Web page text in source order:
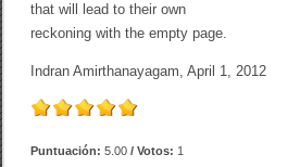
that will lead to their own
reckoning with the empty page.
Indran Amirthanayagam, April 1, 2012
Puntuación:5.00 / Votos: 1